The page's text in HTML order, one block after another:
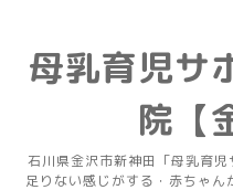
母乳育児サ
院【
石川県金沢市新神田「母乳育
足りない感じがする・赤ちゃん